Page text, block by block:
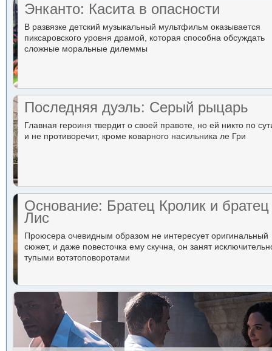
Энканто: Касита в опасности
В развязке детский музыкальный мультфильм оказывается
пиксаровского уровня драмой, которая способна обсуждать
сложные моральные дилеммы
Последняя дуэль: Серый рыцарь
Главная героиня твердит о своей правоте, но ей никто по
и не противоречит, кроме коварного насильника ле Гри
Основание: Братец Кролик и братец
Лис
Проюсера очевидным образом не интересует оригинальный
сюжет, и даже повесточка ему скучна, он занят
тупыми вотэтоповоротами